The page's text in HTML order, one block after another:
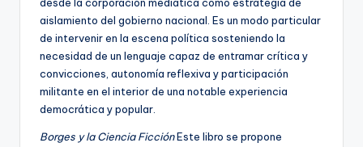
aislamiento del gobierno nacional. Es un modo particular
de intervenir en la escena política sosteniendo la
necesidad de un lenguaje capaz de entramar crítica y
convicciones, autonomía reflexiva y participación
militante en el interior de una notable experiencia
democrática y popular.
Borges y la Ciencia FicciónEste libro se propone